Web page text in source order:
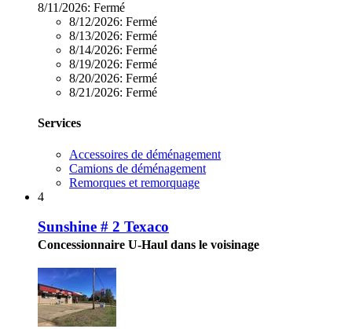
8/11/2026: Fermé
8/12/2026: Fermé
8/13/2026: Fermé
8/14/2026: Fermé
8/19/2026: Fermé
8/20/2026: Fermé
8/21/2026: Fermé
Services
Accessoires de déménagement
Camions de déménagement
Remorques et remorquage
4
Sunshine # 2 Texaco
Concessionnaire U-Haul dans le voisinage